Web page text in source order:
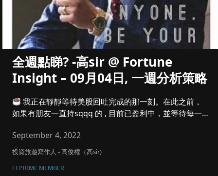
全週點睇? -高sir @ Fortune
Insight – 09月04日, 一週分析策略
我正在靜靜等待美股回吐完成的那一刻。在此之前，
如果有朋友一直持sqqq 的 , 目前已盈利中，並等待每一
September 4, 2022
投資旅遊寫作人 - 高俊權（高sir)
FI PRIME MEMBER